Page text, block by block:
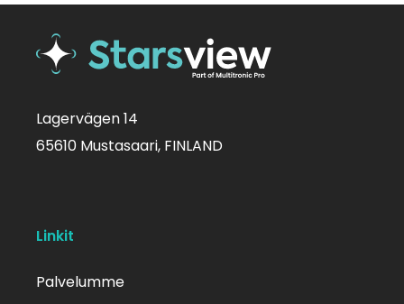
Lagervägen 14
65610 Mustasaari, FINLAND
Linkit
Palvelumme